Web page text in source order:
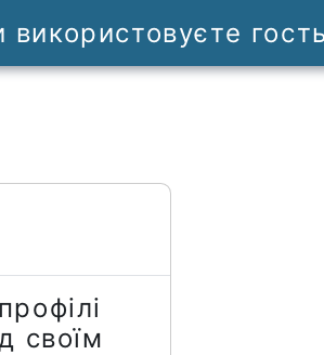
використовуєте
своїм